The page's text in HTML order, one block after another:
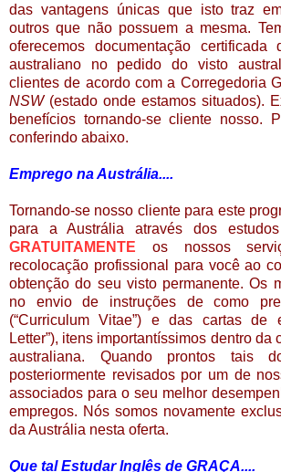
das vantagens únicas que isto traz
outros que não possuem a mesma.
oferecemos documentação certificada
australiano no pedido do visto
clientes de acordo com a Corregedoria
NSW(estado onde estamos situados).
benefícios tornando-se cliente nosso.
conferindo abaixo.
Emprego na Austrália....
Tornando-se nosso cliente para este
para a Austrália através dos estudos
GRATUITAMENTE os nossos
recolocação profissional para você ao
obtenção do seu visto permanente. Os
no envio de instruções de como
(“Curriculum Vitae”) e das cartas de
Letter”), itens importantíssimos dentro da
australiana. Quando prontos tais
posteriormente revisados por um de
associados para o seu melhor
empregos. Nós somos novamente
da Austrália nesta oferta.
Que tal Estudar Inglês de GRAÇA....